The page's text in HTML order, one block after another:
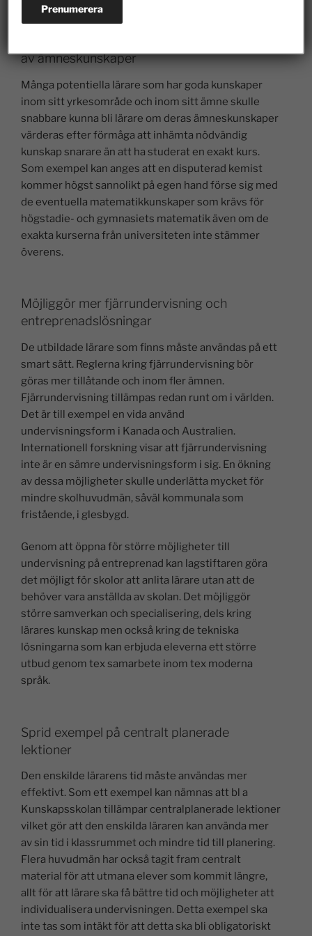
av ämneskunskaper
Många potentiella lärare som har goda kunskaper
inom sitt yrkesområde och inom sitt ämne skulle
snabbare kunna bli lärare om deras ämneskunskaper
värderas efter förmåga att inhämta nödvändig
kunskap snarare än att ha studerat en exakt kurs.
Som exempel kan anges att en disputerad kemist
kommer högst sannolikt på egen hand förse sig med
de eventuella matematikkunskaper som krävs för
högstadie- och gymnasiets matematik även om de
exakta kurserna från universiteten inte stämmer
överens.
Möjliggör mer fjärrundervisning och
entreprenadslösningar
De utbildade lärare som finns måste användas på ett
smart sätt. Reglerna kring fjärrundervisning bör
göras mer tillåtande och inom fler ämnen.
Fjärrundervisning tillämpas redan runt om i världen.
Det är till exempel en vida använd
undervisningsform i Kanada och Australien.
Internationell forskning visar att fjärrundervisning
inte är en sämre undervisningsform i sig. En ökning
av dessa möjligheter skulle underlätta mycket för
mindre skolhuvudmän, såväl kommunala som
fristående, i glesbygd.
Genom att öppna för större möjligheter till
undervisning på entreprenad kan lagstiftaren göra
det möjligt för skolor att anlita lärare utan att de
behöver vara anställda av skolan. Det möjliggör
större samverkan och specialisering, dels kring
lärares kunskap men också kring de tekniska
lösningarna som kan erbjuda eleverna ett större
utbud genom tex samarbete inom tex moderna
språk.
Sprid exempel på centralt planerade
lektioner
Den enskilde lärarens tid måste användas mer
effektivt. Som ett exempel kan nämnas att bl a
Kunskapsskolan tillämpar centralplanerade lektioner
vilket gör att den enskilda läraren kan använda mer
av sin tid i klassrummet och mindre tid till planering.
Flera huvudmän har också tagit fram centralt
material för att utmana elever som kommit längre,
allt för att lärare ska få bättre tid och möjligheter att
individualisera undervisningen. Detta exempel ska
inte tas som intäkt för att detta ska bli obligatoriskt